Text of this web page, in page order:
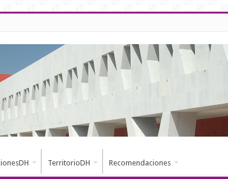
TerritorioDH Recomendaciones